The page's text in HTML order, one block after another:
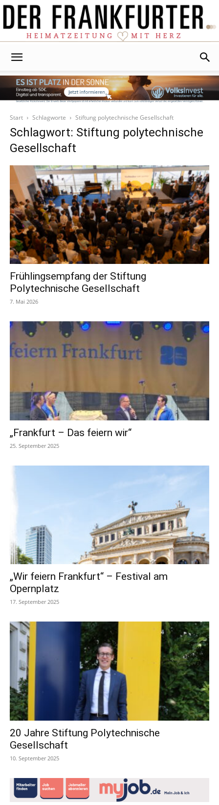
Start
Schlagworte Stiftung polytechnische Gesellschaft
Schlagwort: Stiftung polytechnische
Gesellschaft
Frühlingsempfang der Stiftung
Polytechnische Gesellschaft
7. Mai 2026
„Frankfurt – Das feiern wir“
25. September 2025
„Wir feiern Frankfurt“ – Festival am
Opernplatz
17. September 2025
20 Jahre Stiftung Polytechnische
Gesellschaft
10. September 2025